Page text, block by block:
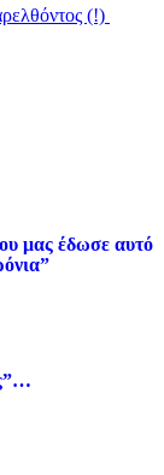
(!)
μας έδωσε αυτό